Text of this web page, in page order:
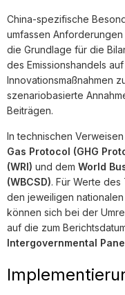
China-spezifische
umfassen
die Grundlage für die
des Emissionshandels
Innovationsmaßnahmen
szenariobasierte
Beiträgen.
In technischen
Gas Protocol (GHG
(WRI) und dem World
(WBCSD). Für Werte
den jeweiligen
können sich bei der
auf die zum
Intergovernmental